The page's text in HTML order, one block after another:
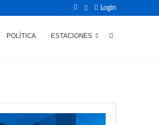
Login
POLÍTICA ESTACIONES